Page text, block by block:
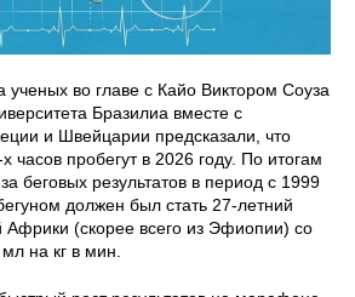
ученых во главе с Кайо Виктором Соуза
Бразилиа вместе с
и Швейцарии предсказали, что
часов пробегут в 2026 году. По итогам
беговых результатов в период с 1999
должен был стать 27-летний
Африки (скорее всего из Эфиопии) со
на кг в мин.